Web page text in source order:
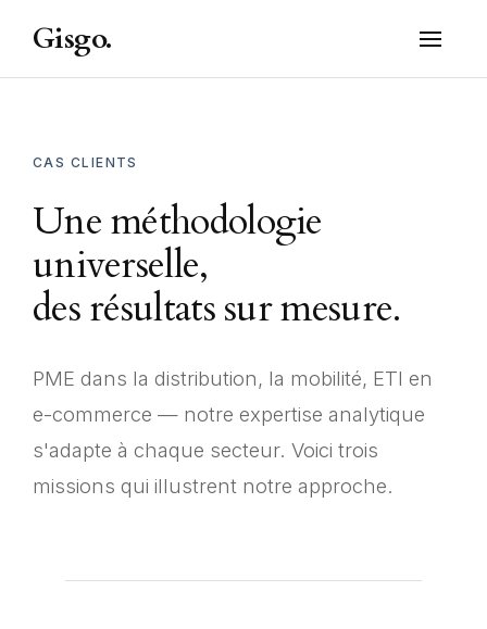
Gisgo.
CAS CLIENTS
Une méthodologie
universelle,
des résultats sur mesure.
PME dans la distribution, la mobilité, ETI en
e-commerce — notre expertise analytique
s'adapte à chaque secteur. Voici trois
missions qui illustrent notre approche.